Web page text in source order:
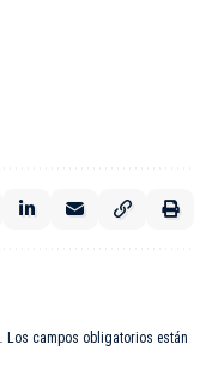
Los campos obligatorios están